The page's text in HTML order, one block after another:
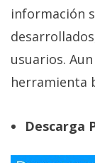
información
usuarios.
herramienta
Descarga